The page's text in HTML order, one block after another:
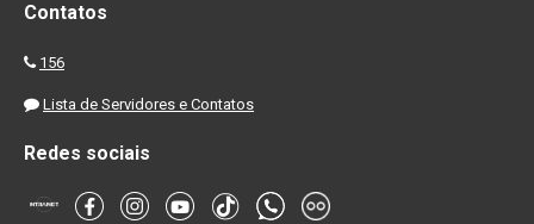
Contatos
156
Lista de Servidores e Contatos
Redes sociais